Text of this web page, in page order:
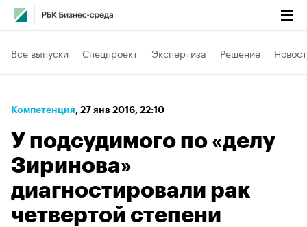
Все выпуски Спецпроект Экспертиза Решение
Компетенция⁠, 27 янв 2016, 22:10
У подсудимого по «делу
Зиринова»
диагностировали рак
четвертой степени